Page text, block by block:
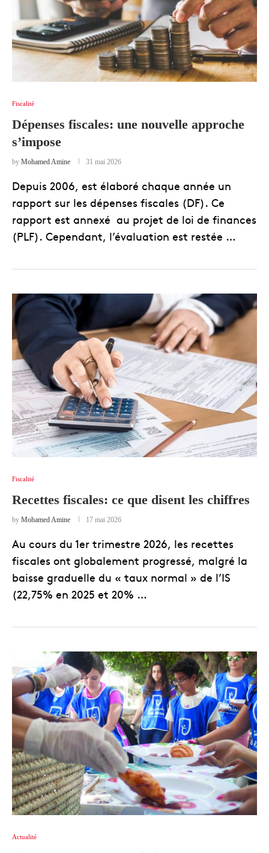
Fiscalité
Dépenses fiscales: une nouvelle approche
s’impose
by Mohamed Amine 31 mai 2026
Depuis 2006, est élaboré chaque année un
rapport sur les dépenses fiscales (DF). Ce
rapport est annexé au projet de loi de finances
(PLF). Cependant, l’évaluation est restée …
Fiscalité
Recettes fiscales: ce que disent les chiffres
by Mohamed Amine 17 mai 2026
Au cours du 1er trimestre 2026, les recettes
fiscales ont globalement progressé, malgré la
baisse graduelle du « taux normal » de l’IS
(22,75% en 2025 et 20% …
Actualité